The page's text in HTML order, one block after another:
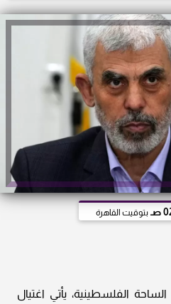
بتوقيت القاهرة
الفلسطينية، يأتي اغتيال